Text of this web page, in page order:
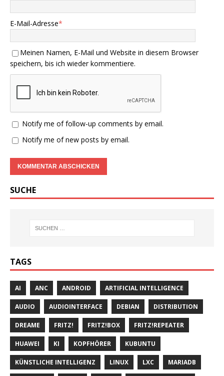
E-Mail-Adresse*
Meinen Namen, E-Mail und Website in diesem Browser
speichern, bis ich wieder kommentiere.
Notify me of follow-up comments by email.
Notify me of new posts by email.
SUCHE
TAGS
AI ANC ANDROID ARTIFICIAL INTELLIGENCE
AUDIO AUDIOINTERFACE DEBIAN DISTRIBUTION
DREAME FRITZ! FRITZ!BOX FRITZ!REPEATER
HUAWEI KI KOPFHÖRER KUBUNTU
KÜNSTLICHE INTELLIGENZ LINUX LXC MARIADB